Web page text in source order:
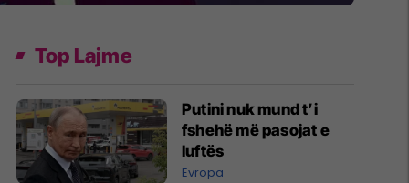
Top Lajme
Putini nuk mund t’i
fshehë më pasojat e
luftës
Evropa